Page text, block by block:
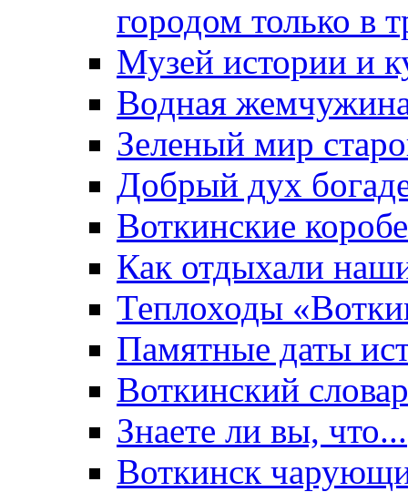
городом только в
Музей истории и
Водная
Зеленый мир
Добрый дух
Воткинские
Как отдыхали
Теплоходы
Памятные даты
Воткинский
Знаете ли вы, что...
Воткинск